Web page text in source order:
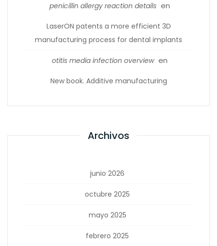
penicillin allergy reaction details en
LaserON patents a more efficient 3D
manufacturing process for dental implants
otitis media infection overview en
New book. Additive manufacturing
Archivos
junio 2026
octubre 2025
mayo 2025
febrero 2025